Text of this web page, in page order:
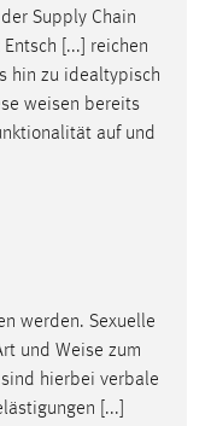
Supply Chain
[...] reichen
hin zu idealtypisch
weisen bereits
auf und
werden. Sexuelle
und Weise zum
hierbei verbale
[...]